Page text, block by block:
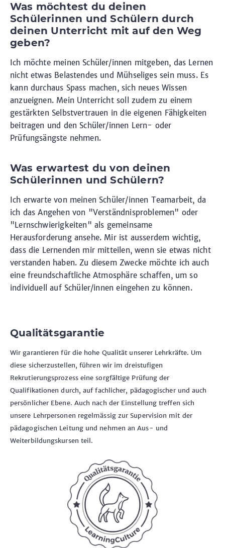
Was möchtest du deinen
Schülerinnen und Schülern durch
deinen Unterricht mit auf den Weg
geben?
Ich möchte meinen Schüler/innen mitgeben, das Lernen
nicht etwas Belastendes und Mühseliges sein muss. Es
kann durchaus Spass machen, sich neues Wissen
anzueignen. Mein Unterricht soll zudem zu einem
gestärkten Selbstvertrauen in die eigenen Fähigkeiten
beitragen und den Schüler/innen Lern- oder
Prüfungsängste nehmen.
Was erwartest du von deinen
Schülerinnen und Schülern?
Ich erwarte von meinen Schüler/innen Teamarbeit, da
ich das Angehen von "Verständnisproblemen" oder
"Lernschwierigkeiten" als gemeinsame
Herausforderung ansehe. Mir ist ausserdem wichtig,
dass die Lernenden mir mitteilen, wenn sie etwas nicht
verstanden haben. Zu diesem Zwecke möchte ich auch
eine freundschaftliche Atmosphäre schaffen, um so
individuell auf Schüler/innen eingehen zu können.
Qualitätsgarantie
Wir garantieren für die hohe Qualität unserer Lehrkräfte. Um
diese sicherzustellen, führen wir im dreistufigen
Rekrutierungsprozess eine sorgfältige Prüfung der
Qualifikationen durch, auf fachlicher, pädagogischer und auch
persönlicher Ebene. Auch nach der Einstellung treffen sich
unsere Lehrpersonen regelmässig zur Supervision mit der
pädagogischen Leitung und nehmen an Aus- und
Weiterbildungskursen teil.